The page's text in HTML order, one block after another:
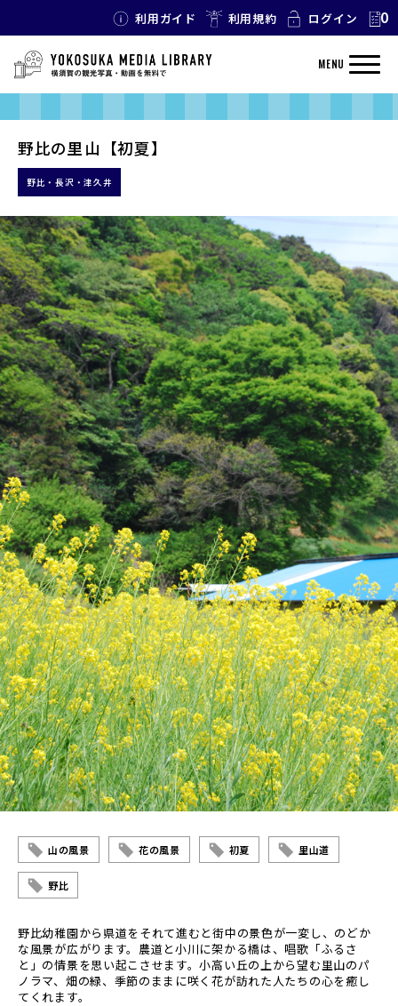
利用ガイド 利用規約 ログイン 0
MENU
野比の里山【初夏】
野比・長沢・津久井
山の風景 花の風景 初夏 里山道
野比
野比幼稚園から県道をそれて進むと街中の景色が一変し、のどか
な風景が広がります。農道と小川に架かる橋は、唱歌「ふるさ
と」の情景を思い起こさせます。小高い丘の上から望む里山のパ
ノラマ、畑の緑、季節のままに咲く花が訪れた人たちの心を癒し
てくれます。